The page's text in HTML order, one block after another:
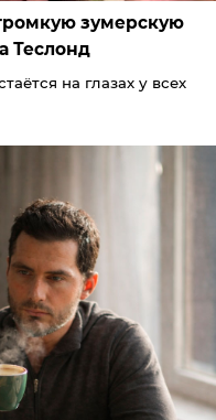
зумерскую
Теслонд
на глазах у всех